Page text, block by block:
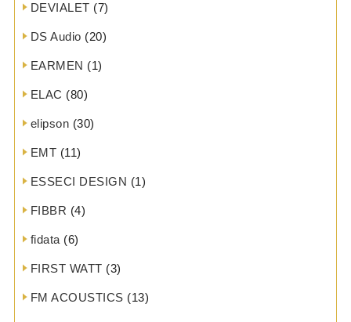
DEVIALET (7)
DS Audio (20)
EARMEN (1)
ELAC (80)
elipson (30)
EMT (11)
ESSECI DESIGN (1)
FIBBR (4)
fidata (6)
FIRST WATT (3)
FM ACOUSTICS (13)